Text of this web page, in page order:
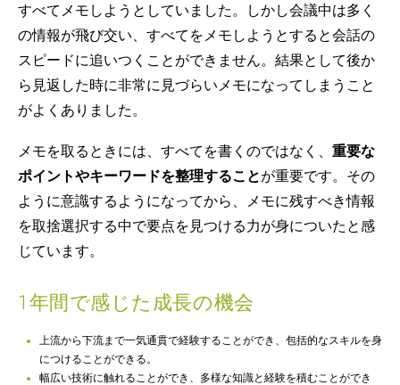
すべてメモしようとしていました。しかし会議中は多く
の情報が飛び交い、すべてをメモしようとすると会話の
スピードに追いつくことができません。結果として後か
ら見返した時に非常に見づらいメモになってしまうこと
がよくありました。
メモを取るときには、すべてを書くのではなく、 重要な
ポイントやキーワードを整理することが重要です。その
ように意識するようになってから、メモに残すべき情報
を取捨選択する中で要点を見つける力が身についたと感
じています。
1年間で感じた成長の機会
上流から下流まで一気通貫で経験することができ、包括的なスキルを身
につけることができる。
幅広い技術に触れることができ、多様な知識と経験を積むことができ